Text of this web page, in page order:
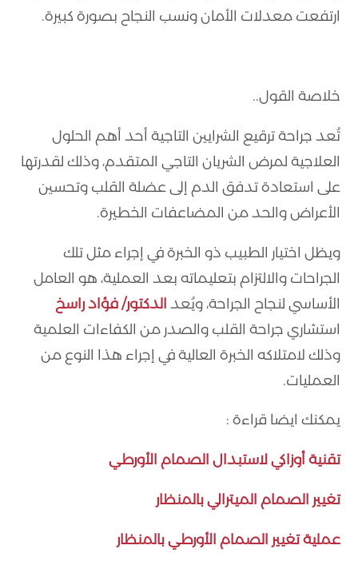
ارتفعت معدلات الأمان ونسب النجاح بصورة كبيرة.
خلاصة القول..
تُعد جراحة ترقيع الشرايين التاجية أحد أهم الحلول
العلاجية لمرض الشريان التاجي المتقدم، وذلك لقدرتها
على استعادة تدفق الدم إلى عضلة القلب وتحسين
الأعراض والحد من المضاعفات الخطيرة.
ويظل اختيار الطبيب ذو الخبرة في إجراء مثل تلك
الجراحات والالتزام بتعليماته بعد العملية، هو العامل
الأساسي لنجاح الجراحة، ويُعد الدكتور/ فؤاد راسخ
استشاري جراحة القلب والصدر من الكفاءات العلمية
وذلك لامتلاكه الخبرة العالية في إجراء هذا النوع من
العمليات.
يمكنك ايضا قراءة :
تقنية أوزاكي لاستبدال الصمام الأورطي
تغيير الصمام الميترالي بالمنظار
عملية تغيير الصمام الأورطي بالمنظار